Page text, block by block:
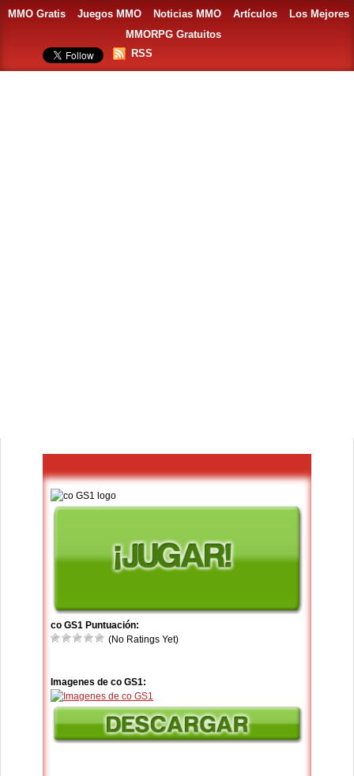
MMO Gratis Juegos MMO Noticias MMO Artículos
Los Mejores
MMORPG Gratuitos
RSS
co GS1 Puntuación:
(No Ratings Yet)
Imagenes de co GS1: